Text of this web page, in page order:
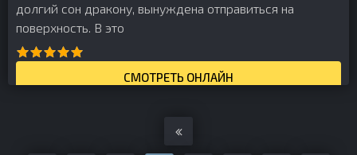
долгий сон дракону, вынуждена отправиться на
поверхность. В это
СМОТРЕТЬ ОНЛАЙН